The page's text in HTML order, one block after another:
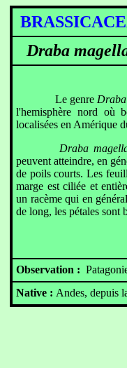
Draba
Le genre Draba
l'hemisphère nord où
localisées en Amérique
Draba
peuvent atteindre, en
de poils courts. Les
marge est ciliée et
un racème qui en
de long, les pétales sont
Observation :
Native : Andes, depuis